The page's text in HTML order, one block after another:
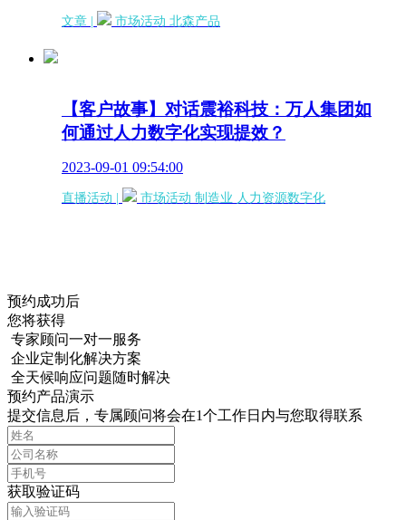
文章 | 市场活动 北森产品
【客户故事】对话震裕科技：万人集团如
何通过人力数字化实现提效？
2023-09-01 09:54:00
直播活动 | 市场活动 制造业 人力资源数字化
预约成功后
您将获得
专家顾问一对一服务
企业定制化解决方案
全天候响应问题随时解决
预约产品演示
提交信息后，专属顾问将会在1个工作日内与您取得联系
获取验证码